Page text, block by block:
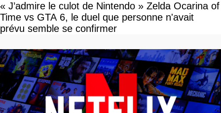
« J’admire le culot de Nintendo » Zelda Ocarina of
Time vs GTA 6, le duel que personne n'avait
prévu semble se confirmer